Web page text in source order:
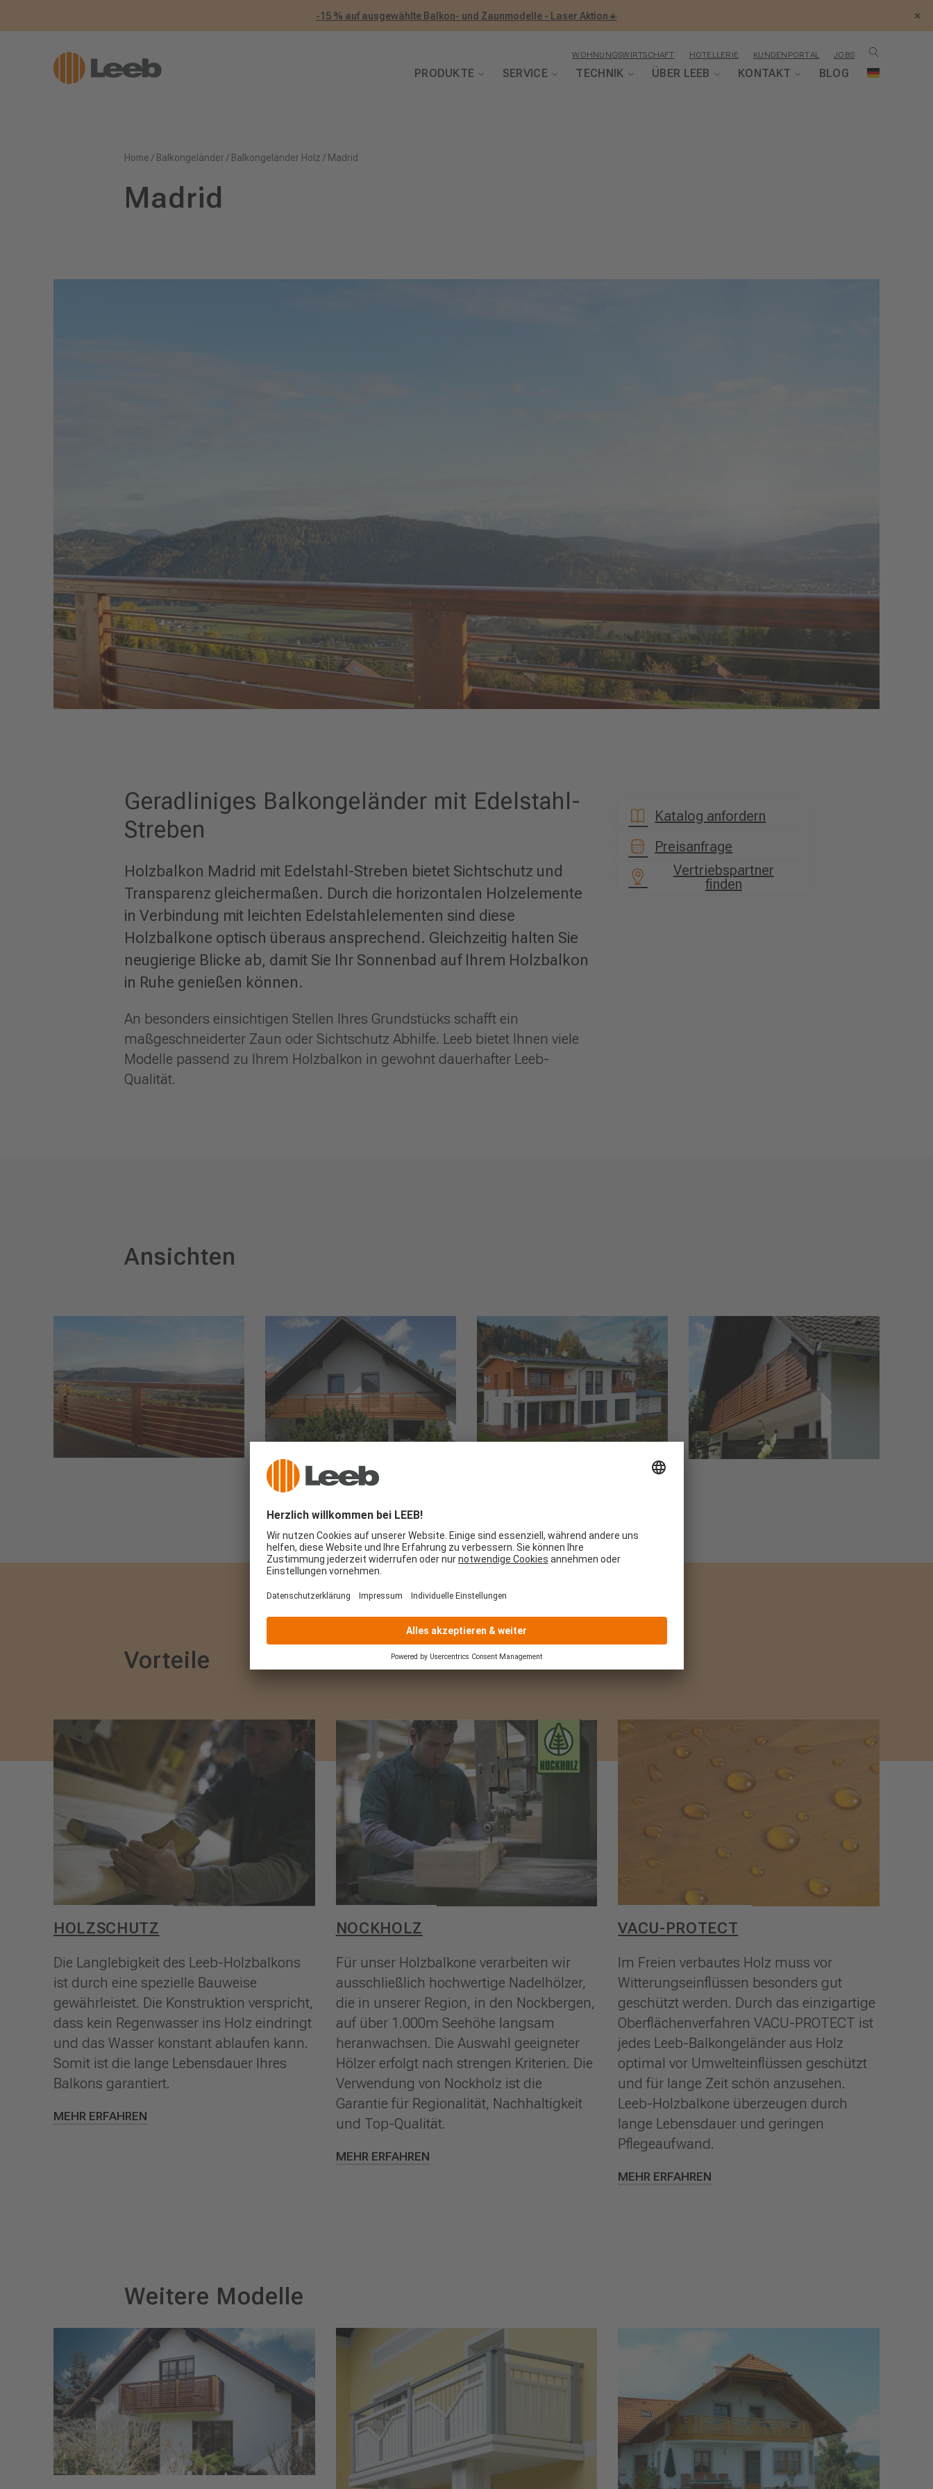
-15 % auf ausgewählte Balkon- und Zaunmodelle - Laser Aktion☀️ ×
WOHNUNGSWIRTSCHAFT HOTELLERIE KUNDENPORTAL JOBS
PRODUKTE SERVICE TECHNIK ÜBER LEEB KONTAKT BLOG
Home / Balkongeländer / Balkongeländer Holz / Madrid
Madrid
Geradliniges Balkongeländer mit Edelstahl-
Streben
Holzbalkon Madrid mit Edelstahl-Streben bietet Sichtschutz und
Transparenz gleichermaßen. Durch die horizontalen Holzelemente
in Verbindung mit leichten Edelstahlelementen sind diese
Holzbalkone optisch überaus ansprechend. Gleichzeitig halten Sie
neugierige Blicke ab, damit Sie Ihr Sonnenbad auf Ihrem Holzbalkon
in Ruhe genießen können.
An besonders einsichtigen Stellen Ihres Grundstücks schafft ein
maßgeschneiderter Zaun oder Sichtschutz Abhilfe. Leeb bietet Ihnen viele
Modelle passend zu Ihrem Holzbalkon in gewohnt dauerhafter Leeb-
Qualität.
Katalog anfordern
Preisanfrage
Vertriebspartner
finden
Ansichten
Vorteile
HOLZSCHUTZ
Die Langlebigkeit des Leeb-Holzbalkons
ist durch eine spezielle Bauweise
gewährleistet. Die Konstruktion verspricht,
dass kein Regenwasser ins Holz eindringt
und das Wasser konstant ablaufen kann.
Somit ist die lange Lebensdauer Ihres
Balkons garantiert.
MEHR ERFAHREN
NOCKHOLZ
Für unser Holzbalkone verarbeiten wir
ausschließlich hochwertige Nadelhölzer,
die in unserer Region, in den Nockbergen,
auf über 1.000m Seehöhe langsam
heranwachsen. Die Auswahl geeigneter
Hölzer erfolgt nach strengen Kriterien. Die
Verwendung von Nockholz ist die
Garantie für Regionalität, Nachhaltigkeit
und Top-Qualität.
MEHR ERFAHREN
VACU-PROTECT
Im Freien verbautes Holz muss vor
Witterungseinflüssen besonders gut
geschützt werden. Durch das einzigartige
Oberflächenverfahren VACU-PROTECT ist
jedes Leeb-Balkongeländer aus Holz
optimal vor Umwelteinflüssen geschützt
und für lange Zeit schön anzusehen.
Leeb-Holzbalkone überzeugen durch
lange Lebensdauer und geringen
Pflegeaufwand.
MEHR ERFAHREN
Weitere Modelle